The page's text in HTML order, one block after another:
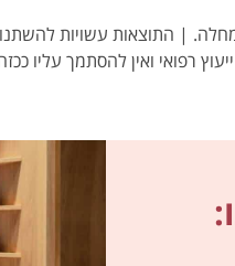
| התוצאות עשויות
רפואי ואין להסתמך עליו